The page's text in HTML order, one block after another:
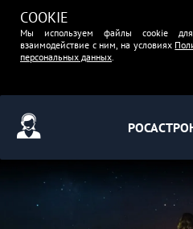
COOKIE
Мы используем файлы cookie
взаимодействие с ним, на условиях
персональных данных.